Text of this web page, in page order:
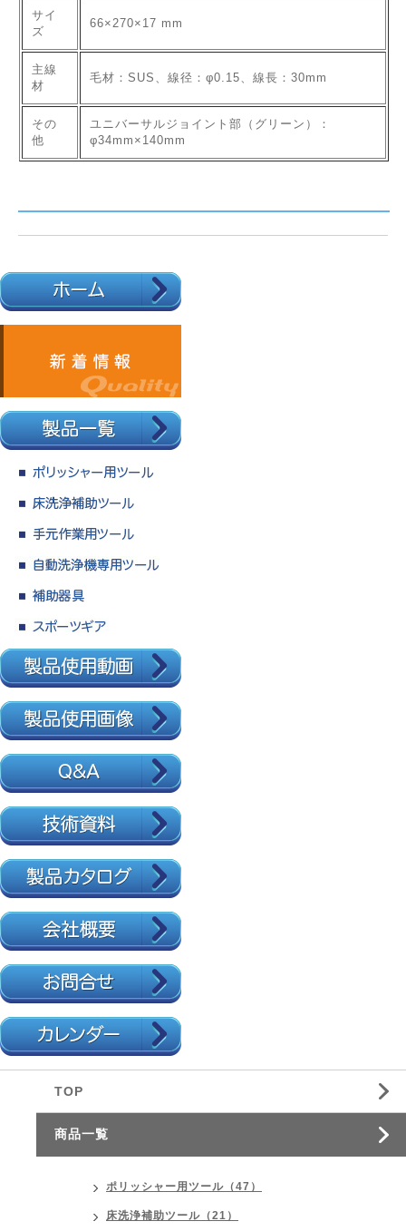
サイ
ズ
66×270×17 mm
主線
材
毛材：SUS、線径：φ0.15、線長：30mm
その
他
ユニバーサルジョイント部（グリーン）：
φ34mm×140mm
TOP
商品一覧
ポリッシャー用ツール（47）
床洗浄補助ツール（21）